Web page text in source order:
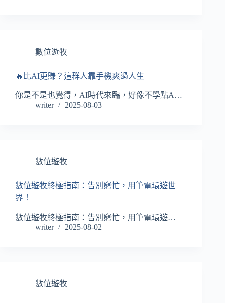
數位遊牧
🔥比AI更賺？這群人靠手機爽過人生
你是不是也覺得，AI時代來臨，好像不學點A…
writer
2025-08-03
數位遊牧
數位遊牧終極指南：告別窮忙，用筆電環遊世
界！
數位遊牧終極指南：告別窮忙，用筆電環遊…
writer
2025-08-02
數位遊牧